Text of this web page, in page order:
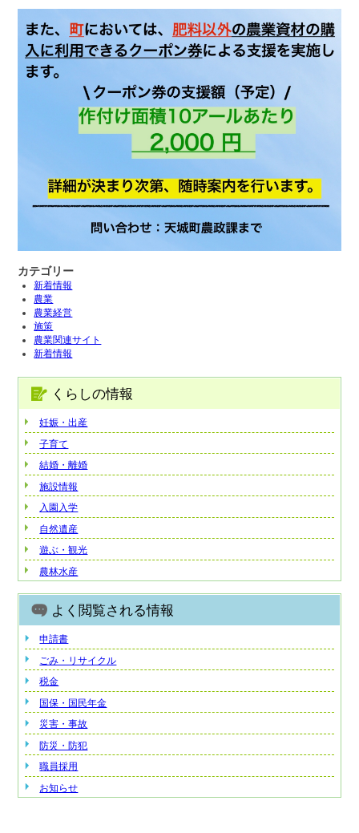
カテゴリー
新着情報
農業
農業経営
施策
農業関連サイト
新着情報
くらしの情報
妊娠・出産
子育て
結婚・離婚
施設情報
入園入学
自然遺産
遊ぶ・観光
農林水産
よく閲覧される情報
申請書
ごみ・リサイクル
税金
国保・国民年金
災害・事故
防災・防犯
職員採用
お知らせ